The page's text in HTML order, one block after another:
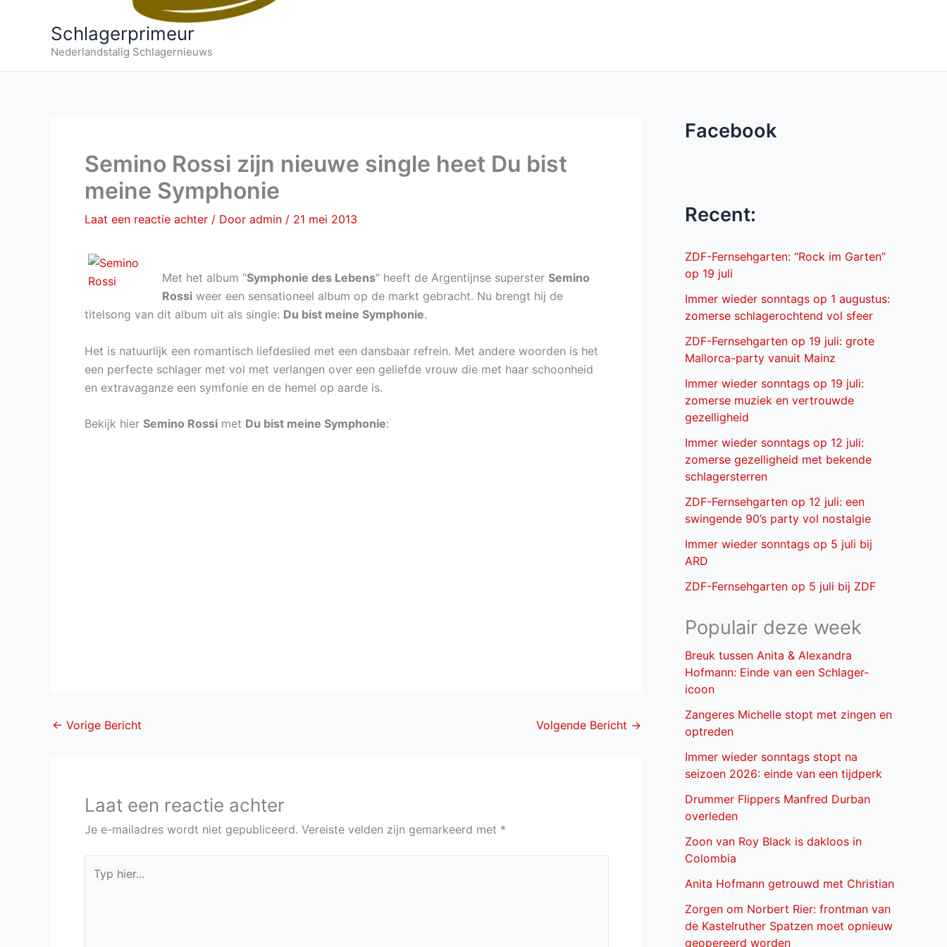
Schlagerprimeur
Nederlandstalig Schlagernieuws
Semino Rossi zijn nieuwe single heet Du bist
meine Symphonie
Laat een reactie achter / Door admin / 21 mei 2013
Met het album “Symphonie des Lebens” heeft de Argentijnse superster Semino
Rossi weer een sensationeel album op de markt gebracht. Nu brengt hij de
titelsong van dit album uit als single: Du bist meine Symphonie.
Het is natuurlijk een romantisch liefdeslied met een dansbaar refrein. Met andere woorden is het
een perfecte schlager met vol met verlangen over een geliefde vrouw die met haar schoonheid
en extravaganze een symfonie en de hemel op aarde is.
Bekijk hier Semino Rossi met Du bist meine Symphonie:
← Vorige Bericht Volgende Bericht →
Laat een reactie achter
Je e-mailadres wordt niet gepubliceerd. Vereiste velden zijn gemarkeerd met *
hier...
Facebook
Recent:
ZDF-Fernsehgarten: “Rock im Garten”
op 19 juli
Immer wieder sonntags op 1 augustus:
zomerse schlagerochtend vol sfeer
ZDF-Fernsehgarten op 19 juli: grote
Mallorca-party vanuit Mainz
Immer wieder sonntags op 19 juli:
zomerse muziek en vertrouwde
gezelligheid
Immer wieder sonntags op 12 juli:
zomerse gezelligheid met bekende
schlagersterren
ZDF-Fernsehgarten op 12 juli: een
swingende 90’s party vol nostalgie
Immer wieder sonntags op 5 juli bij
ARD
ZDF-Fernsehgarten op 5 juli bij ZDF
Populair deze week
Breuk tussen Anita & Alexandra
Hofmann: Einde van een Schlager-
icoon
Zangeres Michelle stopt met zingen en
optreden
Immer wieder sonntags stopt na
seizoen 2026: einde van een tijdperk
Drummer Flippers Manfred Durban
overleden
Zoon van Roy Black is dakloos in
Colombia
Anita Hofmann getrouwd met Christian
Zorgen om Norbert Rier: frontman van
de Kastelruther Spatzen moet opnieuw
geopereerd worden